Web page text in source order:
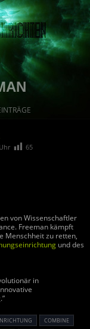
65
von Wissenschaftler
Freeman kämpft
Menschheit zu retten,
und des
in
COMBINE